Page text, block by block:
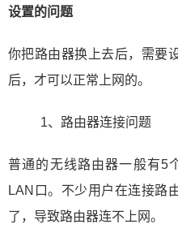
设置的问题
你把路由器换上去后，需要
后，才可以正常上网的。
1、路由器连接问题
普通的无线路由器一般有5
LAN口。不少用户在连接路
了，导致路由器连不上网。